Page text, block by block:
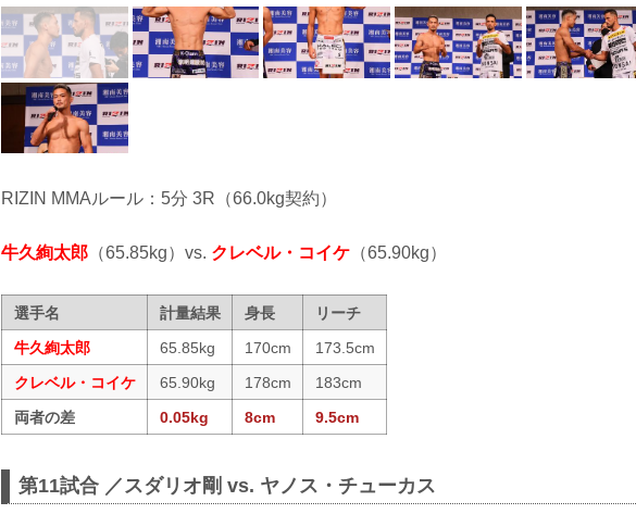
RIZIN MMAルール：5分 3R（66.0kg契約）
牛久絢太郎 （65.85kg）vs. クレベル・コイケ （65.90kg）
選手名 計量結果 身長
リーチ
牛久絢太郎
65.85kg 170cm
173.5cm
クレベル・コイケ
65.90kg 178cm
183cm
両者の差
0.05kg 8cm 9.5cm
第11試合 ／スダリオ剛 vs. ヤノス・チューカス